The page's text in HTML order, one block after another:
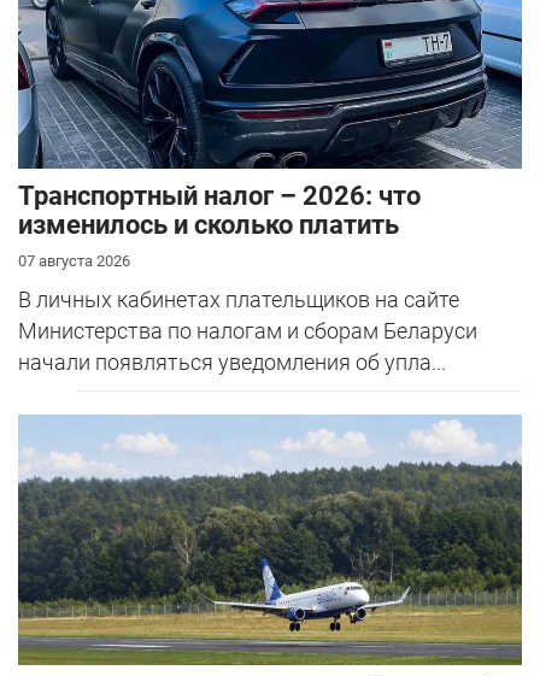
Транспортный налог – 2026: что
изменилось и сколько платить
07 августа 2026
В личных кабинетах плательщиков на сайте
Министерства по налогам и сборам Беларуси
начали появляться уведомления об упла...